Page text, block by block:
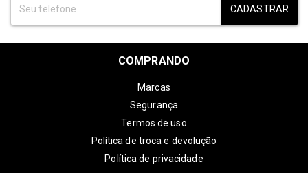
CADASTRAR
COMPRANDO
Marcas
Segurança
Termos de uso
Política de troca e devolução
Política de privacidade